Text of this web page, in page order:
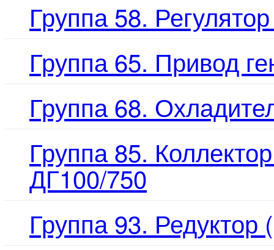
Группа 58.
Группа 65. Привод
Группа 68.
Группа 85.
ДГ100/750
Группа 93. Редуктор